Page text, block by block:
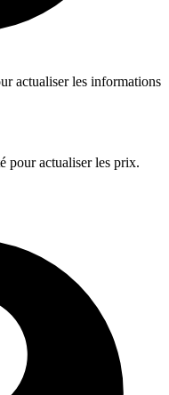
actualiser les informations
pour actualiser les prix.